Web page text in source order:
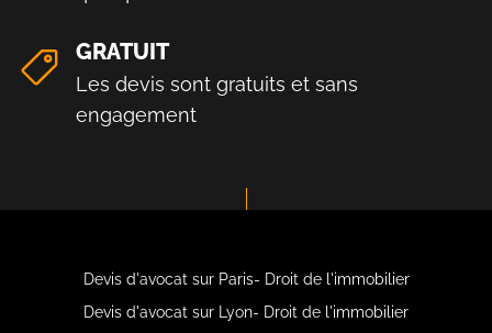
GRATUIT
Les devis sont gratuits et sans
engagement
Devis d'avocat sur Paris- Droit de l'immobilier
Devis d'avocat sur Lyon- Droit de l'immobilier